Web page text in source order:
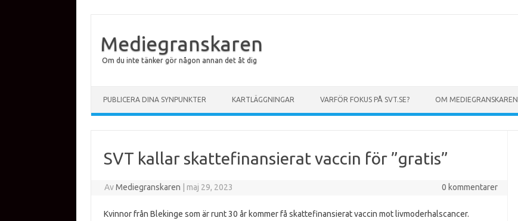
Mediegranskaren
Om du inte tänker gör någon annan det åt dig
PUBLICERA DINA SYNPUNKTER KARTLÄGGNINGAR VARFÖR FOKUS PÅ SVT.SE? OM MEDIEGRANSKAREN
SVT kallar skattefinansierat vaccin för ”gratis”
AvMediegranskaren maj 29, 2023 0 kommentarer
Kvinnor från Blekinge som är runt 30 år kommer få skattefinansierat vaccin mot livmoderhalscancer.